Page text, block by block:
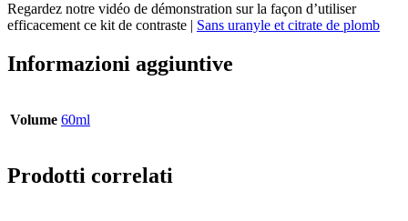
Regardez notre vidéo de démonstration sur la façon d’utiliser
efficacement ce kit de contraste | Sans uranyle et citrate de plomb
Informazioni aggiuntive
Volume 60ml
Prodotti correlati